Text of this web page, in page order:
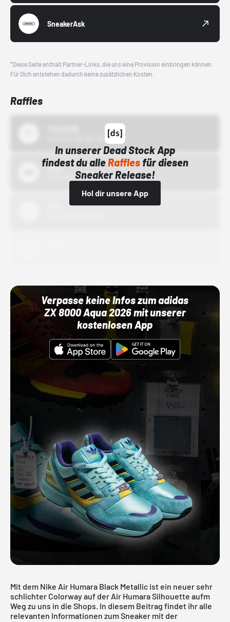
SneakerAsk
*Diese Seite enthält Partner-Links, die uns eine Provision einbringen können.
Für Dich entstehen dadurch keine zusätzlichen Kosten.
Raffles
In unserer Dead Stock App
findest du alleRafflesfür diesen
Sneaker Release!
Hol dir unsere App
Bstn
01.10.22 00:00 Uhr
Verpasse keine Infos zum adidas
ZX 8000 Aqua 2026 mit unserer
kostenlosen App
Mit dem Nike Air Humara Black Metallic ist ein neuer sehr
schlichter Colorway auf der Air Humara Silhouette aufm
Weg zu uns in die Shops. In diesem Beitrag findet ihr alle
relevanten Informationen zum Sneaker mit der